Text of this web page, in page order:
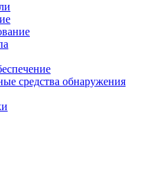
средства обнаружения